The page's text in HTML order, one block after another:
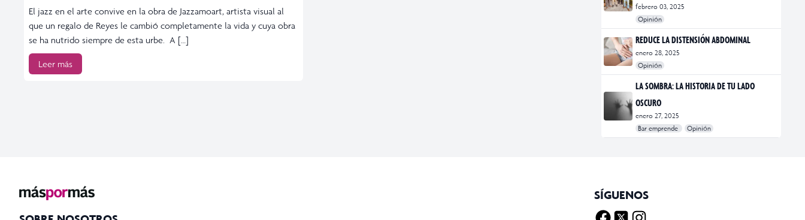
El jazz en el arte convive en la obra de Jazzamoart, artista visual al
que un regalo de Reyes le cambió completamente la vida y cuya obra
se ha nutrido siempre de esta urbe. A […]
Leer más
febrero 03, 2025
Opinión
#Bar Emprende
#Opinión
#Principal
REDUCE LA DISTENSIÓN ABDOMINAL
enero 28, 2025
Opinión
#bienestar
#Opinión
#Principal
#Salud
LA SOMBRA: LA HISTORIA DE TU LADO
OSCURO
enero 27, 2025
Bar emprende
Opinión
#Bar Emprende
#CDMX
#marketing
SÍGUENOS